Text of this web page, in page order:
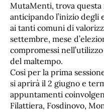
MutaMenti, trova questa
anticipando l’inizio
ai tanti comuni di
settembre, mese
compromessi
del maltempo.
Così per la prima
si aprirà il 2 giugno e
appuntamenti
Filattiera, Fosdinovo,